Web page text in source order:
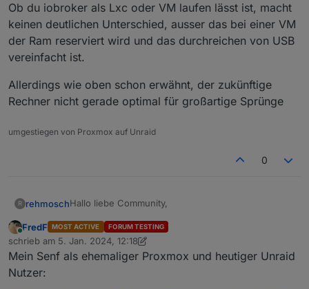
da die Festplatten ziemlich schnell in den Spindown
gehen. Geht das auch für Truenas?
Wie soll ich ioBroker auf Proxmox installieren? Habe
hier gelesen, dass die meißten einen LXC Container
nutzen und nicht als VM installieren. Wie mache ich
das mit Graphana und Datenbanken?
Bin für jede Idee und Lösung sehr dankbar.
Danke
Ob du iobroker als Lxc oder VM laufen lässt ist, macht
keinen deutlichen Unterschied, ausser das bei einer VM
der Ram reserviert wird und das durchreichen von USB
vereinfacht ist.
Allerdings wie oben schon erwähnt, der zukünftige
Rechner nicht gerade optimal für großartige Sprünge
umgestiegen von Proxmox auf Unraid
0
R rehmoschHallo liebe Community,
ich bräuchte hier eine Beratung ob ich Proxmox
oder Unraid auf meinem neuen
"Dell Wyse 5070" mit Pentium J5005 QUAD 1.5GHz
Da ich mit meiner Synology 215 (2x 3 TB HDD Red)
Online
FredF MOST ACTIVE FORUM TESTING
schrieb am 5. Jan. 2024, 12:18
zuletzt editiert von FredF 1. Mai 2024, 13:20
Mein Senf als ehemaliger Proxmox und heutiger Unraid
Nutzer: